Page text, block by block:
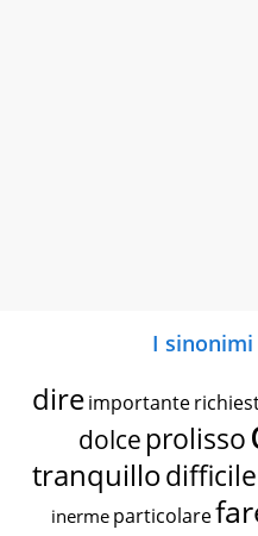
I
dire importante
dolce prolisso
tranquillodifficile
inerme particolare